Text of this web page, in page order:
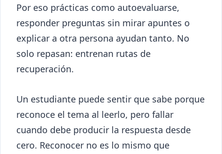
Por eso prácticas como autoevaluarse,
responder preguntas sin mirar apuntes o
explicar a otra persona ayudan tanto. No
solo repasan: entrenan rutas de
recuperación.
Un estudiante puede sentir que sabe porque
reconoce el tema al leerlo, pero fallar
cuando debe producir la respuesta desde
cero. Reconocer no es lo mismo que